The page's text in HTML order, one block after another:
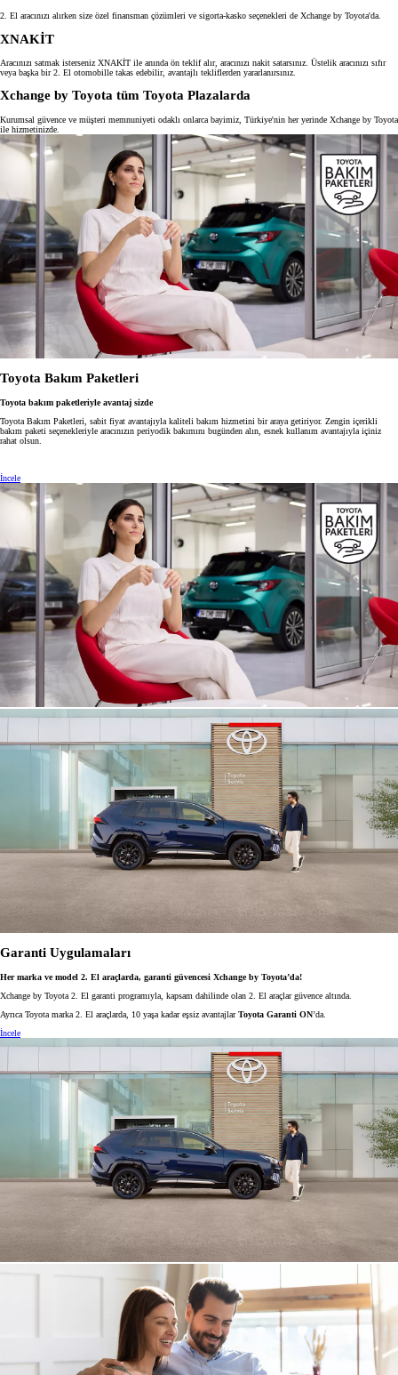
2. El aracınızı alırken size özel finansman çözümleri ve sigorta-kasko seçenekleri de Xchange by Toyota'da.
XNAKİT
Aracınızı satmak isterseniz XNAKİT ile anında ön teklif alır, aracınızı nakit satarsınız. Üstelik aracınızı sıfır
veya başka bir 2. El otomobille takas edebilir, avantajlı tekliflerden yararlanırsınız.
Xchange by Toyota tüm Toyota Plazalarda
Kurumsal güvence ve müşteri memnuniyeti odaklı onlarca bayimiz, Türkiye'nin her yerinde Xchange by Toyota
ile hizmetinizde.
Toyota Bakım Paketleri
Toyota bakım paketleriyle avantaj sizde
Toyota Bakım Paketleri, sabit fiyat avantajıyla kaliteli bakım hizmetini bir araya getiriyor. Zengin içerikli
bakım paketi seçenekleriyle aracınızın periyodik bakımını bugünden alın, esnek kullanım avantajıyla içiniz
rahat olsun.
İncele
Garanti Uygulamaları
Her marka ve model 2. El araçlarda, garanti güvencesi Xchange by Toyota’da!
Xchange by Toyota 2. El garanti programıyla, kapsam dahilinde olan 2. El araçlar güvence altında.
Ayrıca Toyota marka 2. El araçlarda, 10 yaşa kadar eşsiz avantajlarToyota Garanti ON’da.
İncele